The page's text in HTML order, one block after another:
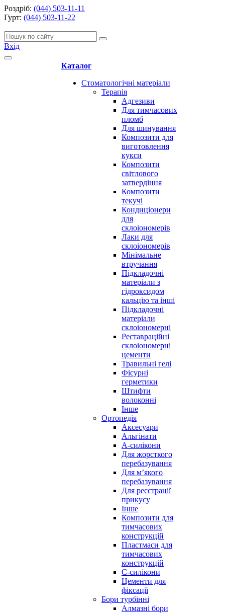
Роздріб: (044) 503-11-11
Гурт: (044) 503-11-22
Вхід
Каталог
Стоматологічні матеріали
Терапія
Адгезиви
Для тимчасових
пломб
Для шинування
Композити для
виготовлення
кукси
Композити
світлового
затвердіння
Композити
текучі
Кондиціонери
для
склоіономерів
Лаки для
склоіономерів
Мінімальне
втручання
Підкладочні
матеріали з
гідроксидом
кальцію та інші
Підкладочні
матеріали
склоіономерні
Реставраційні
склоіономерні
цементи
Травильні гелі
Фісурні
герметики
Штифти
волоконні
Інше
Ортопедія
Аксесуари
Альгінати
А-силікони
Для жорсткого
перебазування
Для м’якого
перебазування
Для реєстрації
прикусу
Інше
Композити для
тимчасових
конструкцій
Пластмаси для
тимчасових
конструкцій
С-силікони
Цементи для
фіксації
Бори турбінні
Алмазні бори